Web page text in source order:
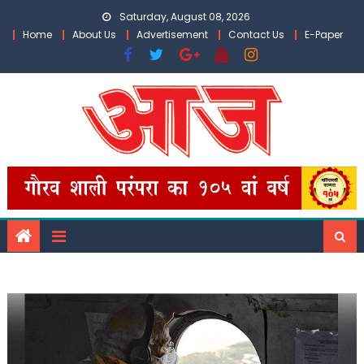
Saturday, August 08, 2026
Home
About Us Advertisement Contact Us E-Paper